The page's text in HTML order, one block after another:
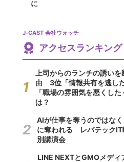
に
J-CAST 会社ウォッチ
アクセスランキング
上司からのランチの誘い
由 3位「情報共有を逃し
「職場の雰囲気を悪くし
は？
AIが仕事を奪うのではな
に奪われる レバテックIT
別講演会
LINE NEXTとGMOメデ